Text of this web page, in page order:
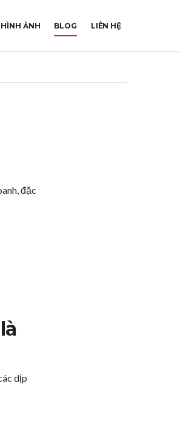
HÌNH ẢNH BLOG LIÊN HỆ
đặc
dịp